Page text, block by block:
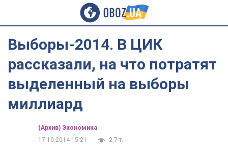
Выборы-2014. В ЦИК
рассказали, на что потратят
выделенный на выборы
миллиард
(Архив) Экономика
17.10.2014 15:21
2,7 т.